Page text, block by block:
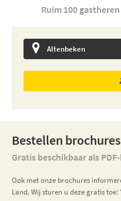
Ruim 100
Bestellen brochures
Gratis beschikbaar als
Ook met onze brochures
Land. Wij sturen u deze gratis